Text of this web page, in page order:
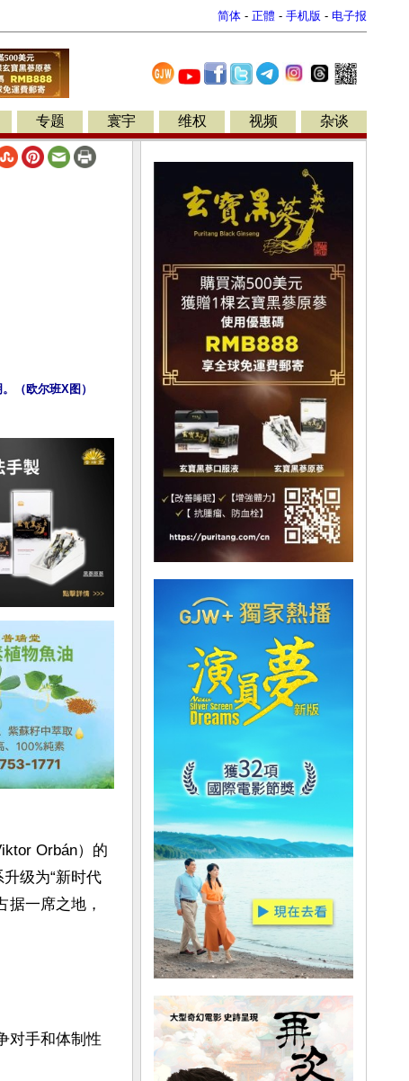
简体 - 正體 - 手机版 - 电子报
专题 寰宇 维权 视频 杂谈
（欧尔班X图）
Orbán）的
级为“新时代
据一席之地，
对手和体制性